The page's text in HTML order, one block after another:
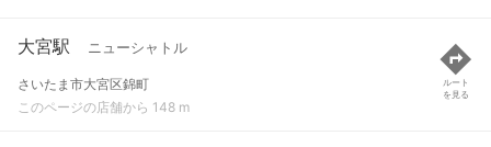
大宮駅 ニューシャトル
さいたま市大宮区錦町
このページの店舗から 148 m
ルート
を見る